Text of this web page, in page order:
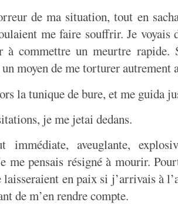
de ma situation, tout en
me faire souffrir. Je voyais
à commettre un meurtre
moyen de me torturer autrement
la tunique de bure, et me guida
je me jetai dedans.
immédiate, aveuglante,
me pensais résigné à mourir.
en paix si j’arrivais à
de m’en rendre compte.